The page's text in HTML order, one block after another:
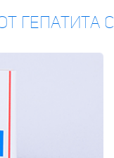
гепатита с